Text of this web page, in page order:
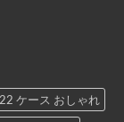
ケース おしゃれ